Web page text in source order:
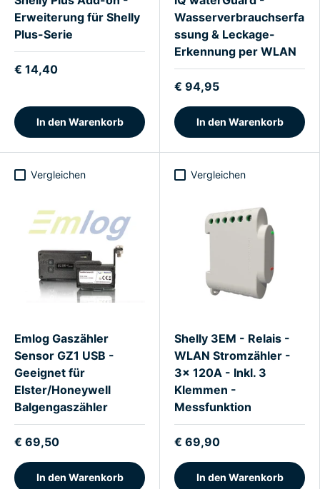
Erweiterung für Shelly
Plus-Serie
€ 14,40
In den Warenkorb
Wasserverbrauchserfa
ssung & Leckage-
Erkennung per WLAN
€ 94,95
In den Warenkorb
Vergleichen
Emlog Gaszähler
Sensor GZ1 USB -
Geeignet für
Elster/Honeywell
Balgengaszähler
€ 69,50
In den Warenkorb
Vergleichen
Shelly 3EM - Relais -
WLAN Stromzähler -
3x 120A - Inkl. 3
Klemmen -
Messfunktion
€ 69,90
In den Warenkorb